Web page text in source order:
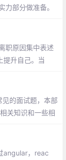
部分做准备。
档，仅有有几
职原因集中表述
提升自己。当
的面试题，本部
关知识和一些相